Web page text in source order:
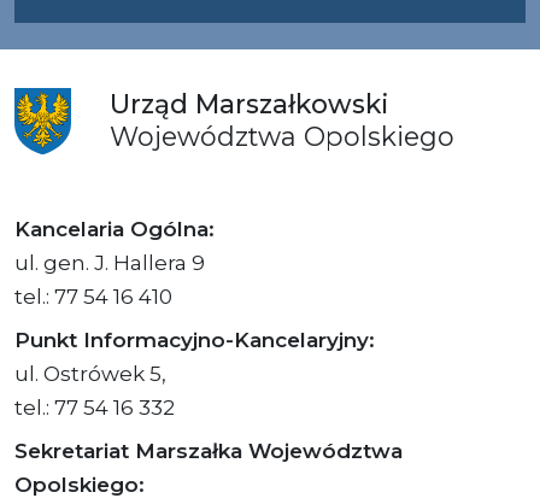
Urząd Marszałkowski
Województwa Opolskiego
Kancelaria Ogólna:
ul. gen. J. Hallera 9
tel.: 77 54 16 410
Punkt Informacyjno-Kancelaryjny:
ul. Ostrówek 5,
tel.: 77 54 16 332
Sekretariat Marszałka Województwa
Opolskiego: